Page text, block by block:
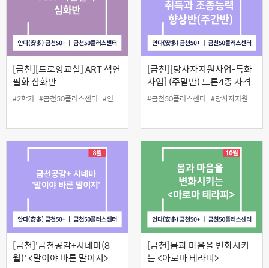
[금천][드로잉교실] ART 색연
필화 심화반
#2학기 #금천50플러스센터 #인생설계 #정규강좌
[금천][당사자지원사업-특화
사업] (주말반) 드론4종 자격
증 취득과 조종능력 향상반8
월반)
#금천50플러스센터 #당사자지원 #드
[금천]'금천공감+시네마(8
월)' <말이야 바른 말이지>
[금천]몸과 마음을 변화시키
는 <아로마 테라피>